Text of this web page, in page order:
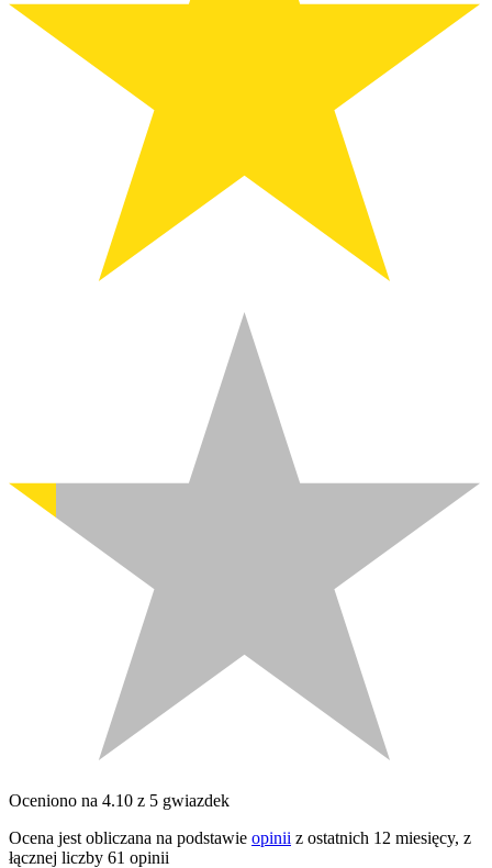
Oceniono na 4.10 z 5 gwiazdek
Ocena jest obliczana na podstawie opinii z ostatnich 12 miesięcy, z
łącznej liczby 61 opinii